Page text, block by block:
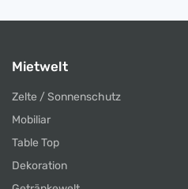
Mietwelt
Zelte / Sonnenschutz
Mobiliar
Table Top
Dekoration